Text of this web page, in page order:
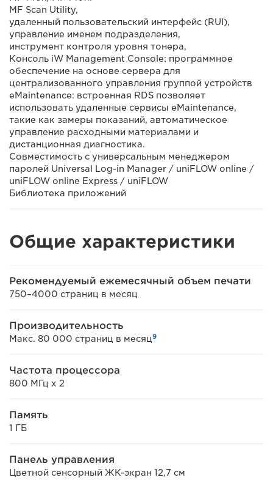
MF Scan Utility,
удаленный пользовательский интерфейс (RUI),
управление именем подразделения,
инструмент контроля уровня тонера,
Консоль iW Management Console: программное
обеспечение на основе сервера для
централизованного управления группой устройств
eMaintenance: встроенная RDS позволяет
использовать удаленные сервисы eMaintenance,
такие как замеры показаний, автоматическое
управление расходными материалами и
дистанционная диагностика.
Совместимость с универсальным менеджером
паролей Universal Log-in Manager / uniFLOW online /
uniFLOW online Express / uniFLOW
Библиотека приложений
Общие характеристики
Рекомендуемый ежемесячный объем печати
750–4000 страниц в месяц
Производительность
Макс. 80 000 страниц в месяц9
Частота процессора
800 МГц x 2
Память
1 ГБ
Панель управления
Цветной сенсорный ЖК-экран 12,7 см